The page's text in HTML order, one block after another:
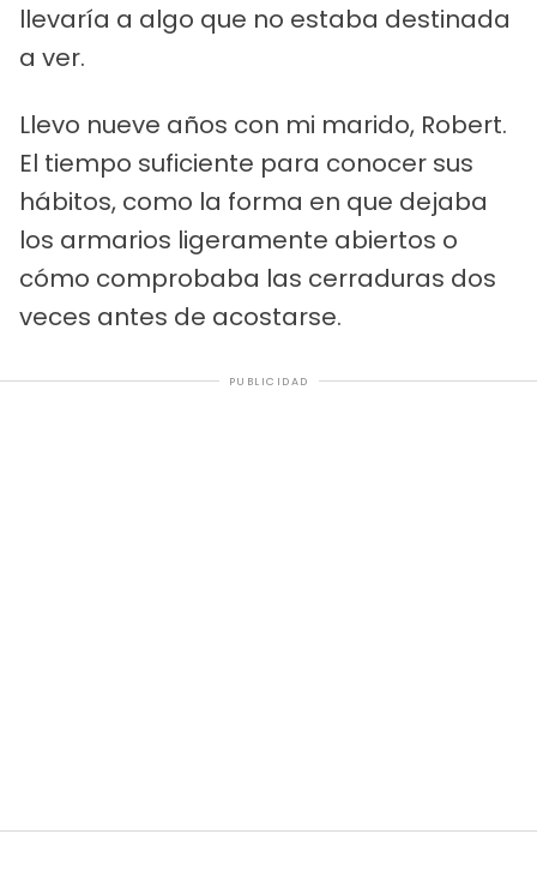
llevaría a algo que no estaba destinada
a ver.
Llevo nueve años con mi marido, Robert.
El tiempo suficiente para conocer sus
hábitos, como la forma en que dejaba
los armarios ligeramente abiertos o
cómo comprobaba las cerraduras dos
veces antes de acostarse.
PUBLICIDAD